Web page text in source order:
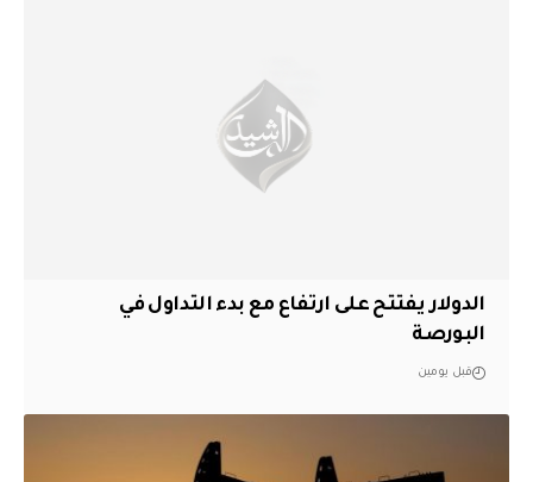
الدولار يفتتح على ارتفاع مع بدء التداول في
البورصة
قبل يومين